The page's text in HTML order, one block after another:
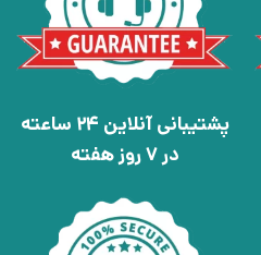
پشتیبانی آنلاین 24 ساعته
در 7 روز هفته